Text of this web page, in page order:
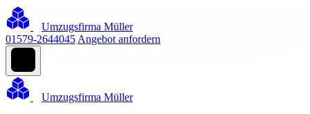
Umzugsfirma Müller
01579-2644045 Angebot anfordern
Umzugsfirma Müller